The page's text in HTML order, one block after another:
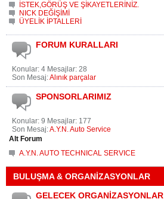
İSTEK,GÖRÜŞ VE ŞİKAYETLERİNİZ.
NICK DEĞİŞİMİ
ÜYELİK İPTALLERİ
FORUM KURALLARI
Konular: 4 Mesajlar: 28
Son Mesaj:Alınık parçalar
SPONSORLARIMIZ
Konular: 9 Mesajlar: 177
Son Mesaj:A.Y.N. Auto Service
Alt Forum
A.Y.N. AUTO TECHNICAL SERVICE
BULUŞMA & ORGANİZASYONLAR
GELECEK ORGANİZASYONLAR